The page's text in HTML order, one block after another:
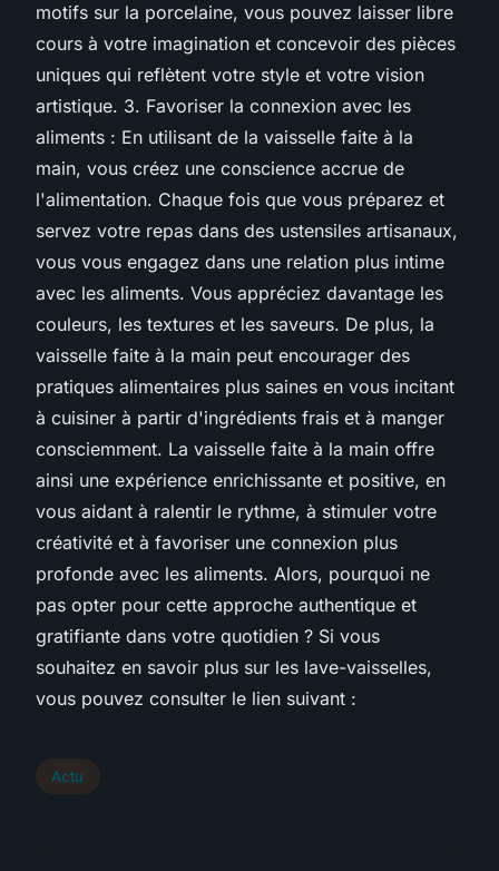
motifs sur la porcelaine, vous pouvez laisser libre
cours à votre imagination et concevoir des pièces
uniques qui reflètent votre style et votre vision
artistique. 3. Favoriser la connexion avec les
aliments : En utilisant de la vaisselle faite à la
main, vous créez une conscience accrue de
l'alimentation. Chaque fois que vous préparez et
servez votre repas dans des ustensiles artisanaux,
vous vous engagez dans une relation plus intime
avec les aliments. Vous appréciez davantage les
couleurs, les textures et les saveurs. De plus, la
vaisselle faite à la main peut encourager des
pratiques alimentaires plus saines en vous incitant
à cuisiner à partir d'ingrédients frais et à manger
consciemment. La vaisselle faite à la main offre
ainsi une expérience enrichissante et positive, en
vous aidant à ralentir le rythme, à stimuler votre
créativité et à favoriser une connexion plus
profonde avec les aliments. Alors, pourquoi ne
pas opter pour cette approche authentique et
gratifiante dans votre quotidien ? Si vous
souhaitez en savoir plus sur les lave-vaisselles,
vous pouvez consulter le lien suivant :
Actu